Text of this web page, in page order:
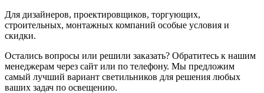
Для дизайнеров, проектировщиков, торгующих,
строительных, монтажных компаний особые условия и
скидки.
Остались вопросы или решили заказать? Обратитесь к нашим
менеджерам через сайт или по телефону. Мы предложим
самый лучший вариант светильников для решения любых
ваших задач по освещению.